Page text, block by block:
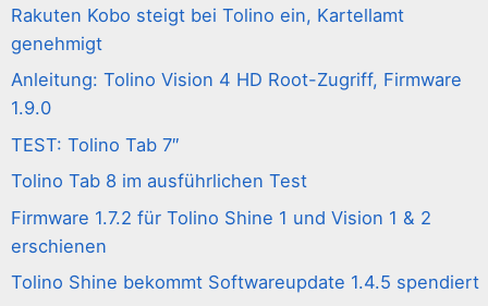
Rakuten Kobo steigt bei Tolino ein, Kartellamt
genehmigt
Anleitung: Tolino Vision 4 HD Root-Zugriff, Firmware
1.9.0
TEST: Tolino Tab 7″
Tolino Tab 8 im ausführlichen Test
Firmware 1.7.2 für Tolino Shine 1 und Vision 1 & 2
erschienen
Tolino Shine bekommt Softwareupdate 1.4.5 spendiert